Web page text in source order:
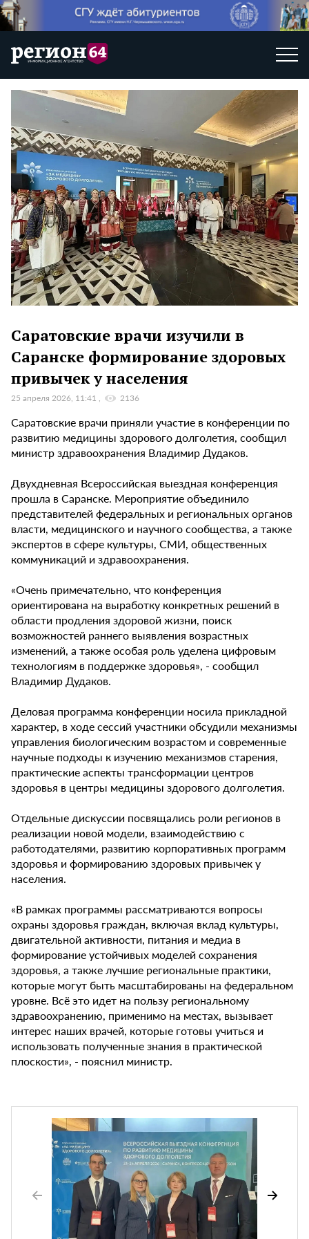
Саратовские врачи изучили в
Саранске формирование здоровых
привычек у населения
25 апреля 2026, 11:41 2136
Саратовские врачи приняли участие в конференции по
развитию медицины здорового долголетия, сообщил
министр здравоохранения Владимир Дудаков.
Двухдневная Всероссийская выездная конференция
прошла в Саранске. Мероприятие объединило
представителей федеральных и региональных органов
власти, медицинского и научного сообщества, а также
экспертов в сфере культуры, СМИ, общественных
коммуникаций и здравоохранения.
«Очень примечательно, что конференция
ориентирована на выработку конкретных решений в
области продления здоровой жизни, поиск
возможностей раннего выявления возрастных
изменений, а также особая роль уделена цифровым
технологиям в поддержке здоровья», - сообщил
Владимир Дудаков.
Деловая программа конференции носила прикладной
характер, в ходе сессий участники обсудили механизмы
управления биологическим возрастом и современные
научные подходы к изучению механизмов старения,
практические аспекты трансформации центров
здоровья в центры медицины здорового долголетия.
Отдельные дискуссии посвящались роли регионов в
реализации новой модели, взаимодействию с
работодателями, развитию корпоративных программ
здоровья и формированию здоровых привычек у
населения.
«В рамках программы рассматриваются вопросы
охраны здоровья граждан, включая вклад культуры,
двигательной активности, питания и медиа в
формирование устойчивых моделей сохранения
здоровья, а также лучшие региональные практики,
которые могут быть масштабированы на федеральном
уровне. Всё это идет на пользу региональному
здравоохранению, применимо на местах, вызывает
интерес наших врачей, которые готовы учиться и
использовать полученные знания в практической
плоскости», - пояснил министр.